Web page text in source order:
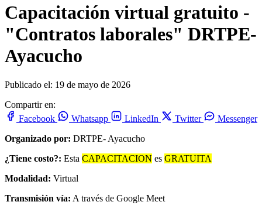
Capacitación virtual gratuito -
"Contratos laborales" DRTPE-
Ayacucho
Publicado el: 19 de mayo de 2026
Compartir en:
Facebook
Whatsapp LinkedIn Twitter
Messenger
Organizado por: DRTPE- Ayacucho
¿Tiene costo?: Esta CAPACITACION es GRATUITA
Modalidad: Virtual
Transmisión vía: A través de Google Meet